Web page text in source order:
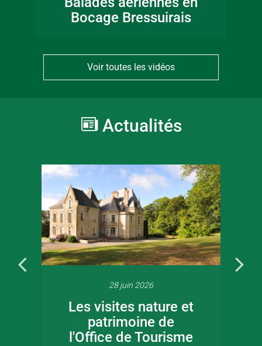
Bocage Bressuirais
Voir toutes les vidéos
Actualités
28 juin 2026
Les visites nature et
patrimoine de
l'Office de Tourisme